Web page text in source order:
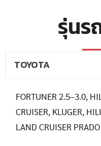
รุ่นร
TOYOTA
FORTUNER 2.5–3.0,
CRUISER, KLUGER,
LAND CRUISER PRADO